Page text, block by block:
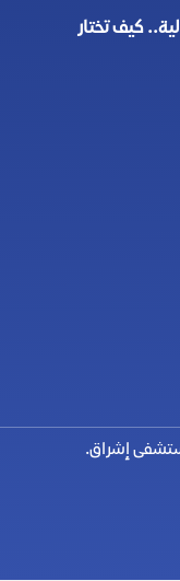
كيف تختار